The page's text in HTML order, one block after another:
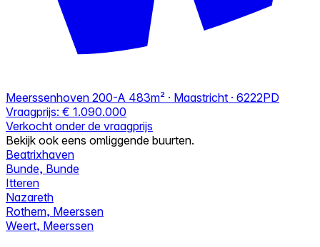
Meerssenhoven 200-A 483m² · Maastricht · 6222PD
Vraagprijs: € 1.090.000
Verkocht onder de vraagprijs
Bekijk ook eens omliggende buurten.
Beatrixhaven
Bunde, Bunde
Itteren
Nazareth
Rothem, Meerssen
Weert, Meerssen